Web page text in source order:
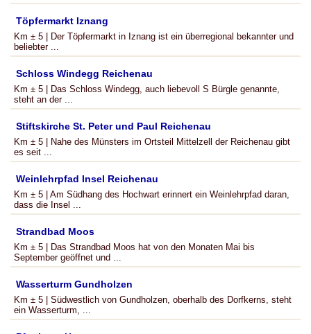
Töpfermarkt Iznang
Km ± 5 | Der Töpfermarkt in Iznang ist ein überregional bekannter und
beliebter ...
Schloss Windegg Reichenau
Km ± 5 | Das Schloss Windegg, auch liebevoll S Bürgle genannte,
steht an der ...
Stiftskirche St. Peter und Paul Reichenau
Km ± 5 | Nahe des Münsters im Ortsteil Mittelzell der Reichenau gibt
es seit ...
Weinlehrpfad Insel Reichenau
Km ± 5 | Am Südhang des Hochwart erinnert ein Weinlehrpfad daran,
dass die Insel ...
Strandbad Moos
Km ± 5 | Das Strandbad Moos hat von den Monaten Mai bis
September geöffnet und ...
Wasserturm Gundholzen
Km ± 5 | Südwestlich von Gundholzen, oberhalb des Dorfkerns, steht
ein Wasserturm, ...